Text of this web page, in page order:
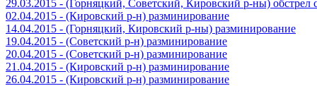
29.03.2015 - (Горняцкий, Советский, Кировский р-ны)
02.04.2015 - (Кировский р-н) разминирование
14.04.2015 - (Горняцкий, Кировский р-ны) разминирование
19.04.2015 - (Советский р-н) разминирование
20.04.2015 - (Советский р-н) разминирование
21.04.2015 - (Кировский р-н) разминирование
26.04.2015 - (Кировский р-н) разминирование